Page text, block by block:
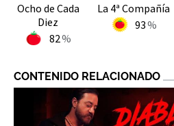
Ocho de Cada
Diez
82
La 4ª Compañía
93
CONTENIDO RELACIONADO